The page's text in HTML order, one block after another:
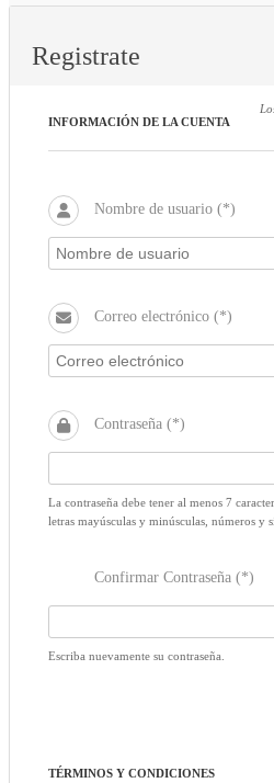
Registrate
INFORMACIÓN DE LA CUENTA
Nombre de usuario (*)
Correo electrónico (*)
Contraseña (*)
La contraseña debe tener al menos 7
letras mayúsculas y minúsculas, números y
Confirmar Contraseña (*)
Escriba nuevamente su contraseña.
TÉRMINOS Y CONDICIONES